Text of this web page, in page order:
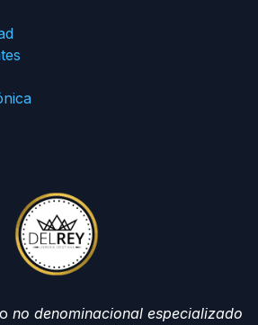
no denominacional especializado